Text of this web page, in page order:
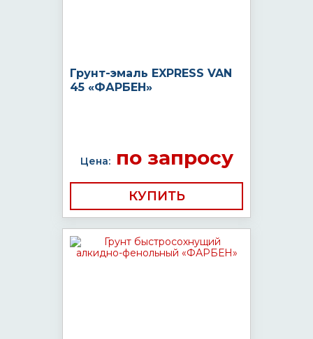
Грунт-эмаль EXPRESS VAN
45 «ФАРБЕН»
Цена:по запросу
КУПИТЬ